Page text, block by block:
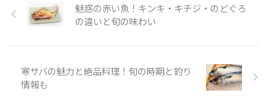
魅惑の赤い魚！キンキ・キチジ・のどぐろ
の違いと旬の味わい
寒サバの魅力と絶品料理！旬の時期と釣り
情報も